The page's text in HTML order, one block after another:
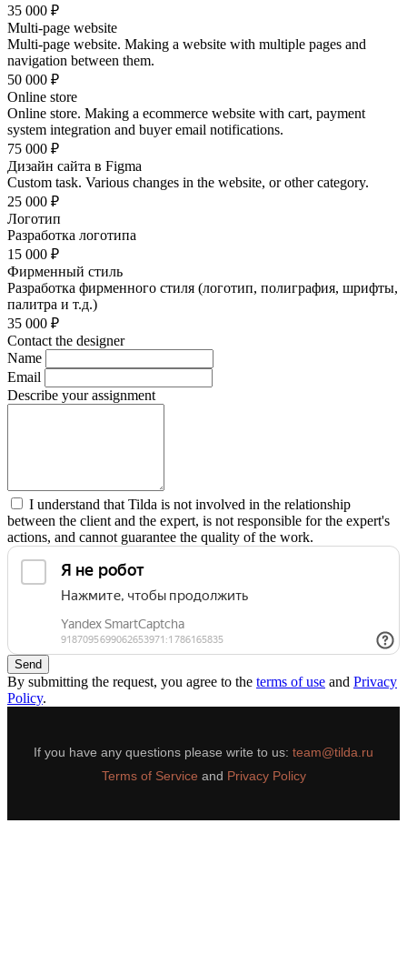
35 000 ₽
Multi-page website
Multi-page website. Making a website with multiple pages and
navigation between them.
50 000 ₽
Online store
Online store. Making a ecommerce website with cart, payment
system integration and buyer email notifications.
75 000 ₽
Дизайн сайта в Figma
Custom task. Various changes in the website, or other category.
25 000 ₽
Логотип
Разработка логотипа
15 000 ₽
Фирменный стиль
Разработка фирменного стиля (логотип, полиграфия, шрифты,
палитра и т.д.)
35 000 ₽
Contact the designer
Name
Email
Describe your assignment
I understand that Tilda is not involved in the relationship
between the client and the expert, is not responsible for the expert's
actions, and cannot guarantee the quality of the work.
Send
By submitting the request, you agree to the terms of use and Privacy
Policy.
If you have any questions please write to us: team@tilda.ru
Terms of Service and Privacy Policy